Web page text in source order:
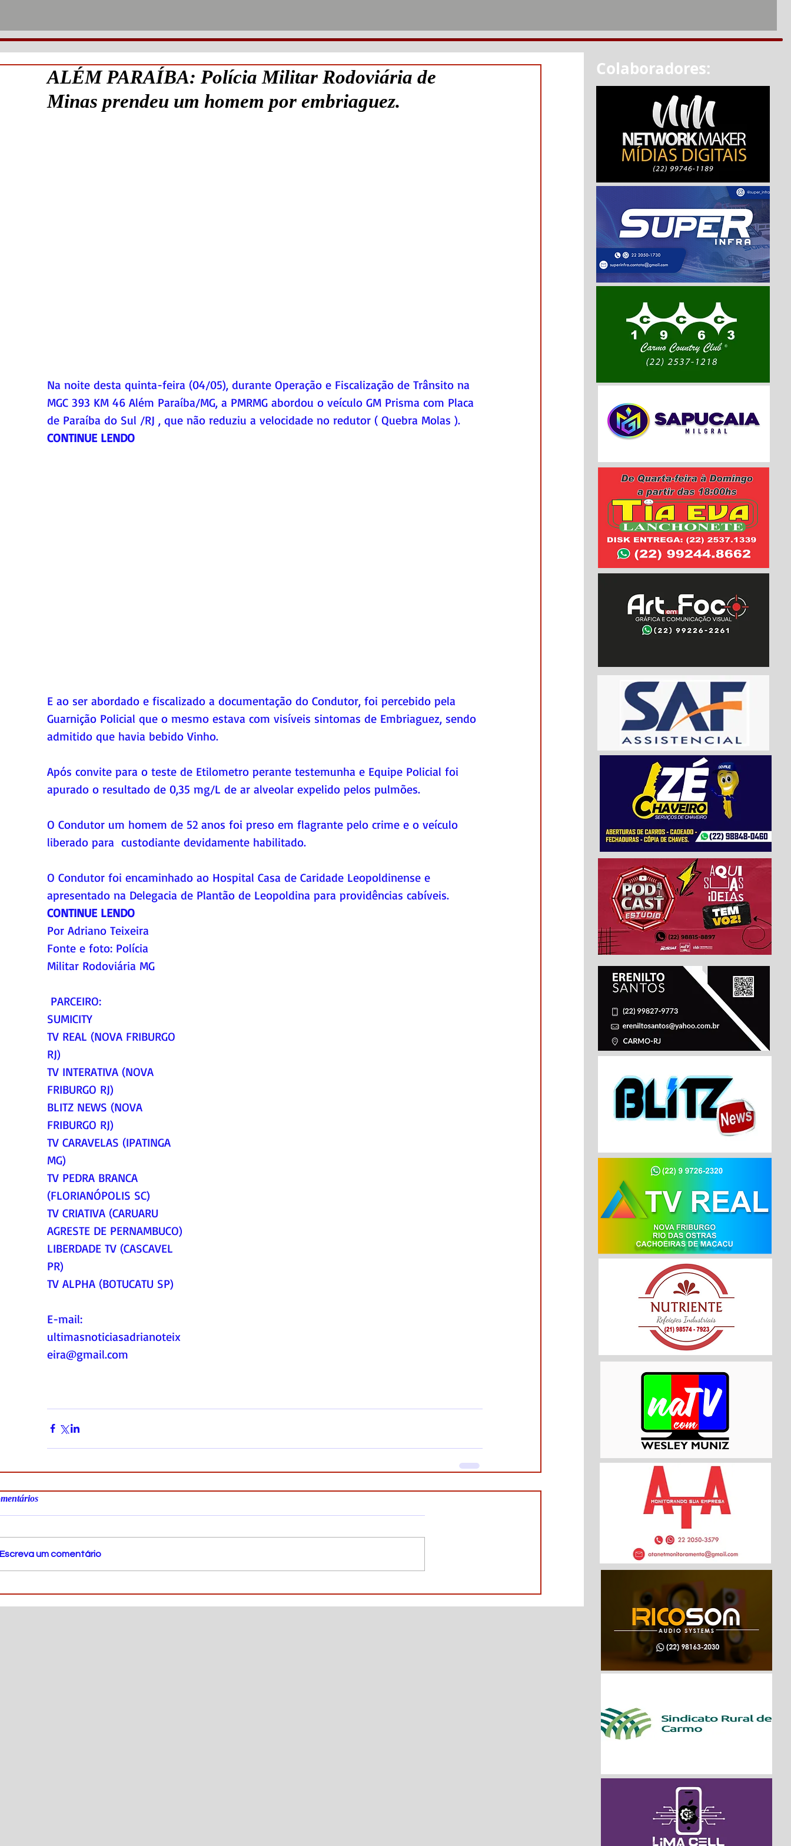
ALÉM PARAÍBA: Polícia Militar Rodoviária de
Minas prendeu um homem por embriaguez.
Na noite desta quinta-feira (04/05), durante Operação e Fiscalização de Trânsito na
MGC 393 KM 46 Além Paraíba/MG, a PMRMG abordou o veículo GM Prisma com Placa
de Paraíba do Sul /RJ , que não reduziu a velocidade no redutor ( Quebra Molas ).
CONTINUE LENDO
E ao ser abordado e fiscalizado a documentação do Condutor, foi percebido pela
Guarnição Policial que o mesmo estava com visíveis sintomas de Embriaguez, sendo
admitido que havia bebido Vinho.
Após convite para o teste de Etilometro perante testemunha e Equipe Policial foi
apurado o resultado de 0,35 mg/L de ar alveolar expelido pelos pulmões.
O Condutor um homem de 52 anos foi preso em flagrante pelo crime e o veículo
liberado para  custodiante devidamente habilitado.
O Condutor foi encaminhado ao Hospital Casa de Caridade Leopoldinense e
apresentado na Delegacia de Plantão de Leopoldina para providências cabíveis.
CONTINUE LENDO
Por Adriano Teixeira
Fonte e foto: Polícia
Militar Rodoviária MG
PARCEIRO:
SUMICITY
TV REAL (NOVA FRIBURGO
RJ)
TV INTERATIVA (NOVA
FRIBURGO RJ)
BLITZ NEWS (NOVA
FRIBURGO RJ)
TV CARAVELAS (IPATINGA
MG)
TV PEDRA BRANCA
(FLORIANÓPOLIS SC)
TV CRIATIVA (CARUARU
AGRESTE DE PERNAMBUCO)
LIBERDADE TV (CASCAVEL
PR)
TV ALPHA (BOTUCATU SP)
E-mail:
ultimasnoticiasadrianoteix
eira@gmail.com
Escreva um comentário
Colaboradores: